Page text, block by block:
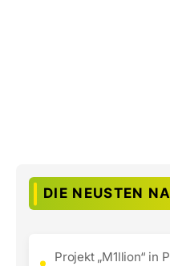
DIE NEUSTEN
Projekt „M1llion“ in